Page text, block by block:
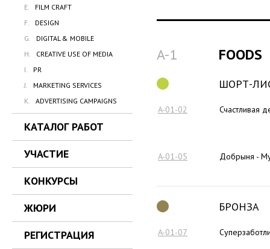
E.
FILM CRAFT
F.
DESIGN
G.
DIGITAL & MOBILE
H.
CREATIVE USE OF MEDIA
I.
PR
J.
MARKETING SERVICES
K.
ADVERTISING CAMPAIGNS
КАТАЛОГ РАБОТ
УЧАСТИЕ
КОНКУРСЫ
ЖЮРИ
РЕГИСТРАЦИЯ
A-1 FOODS
ШОРТ-
A-01-02 Счастливая
A-01-05 Добрыня -
БРОНЗА
A-01-07